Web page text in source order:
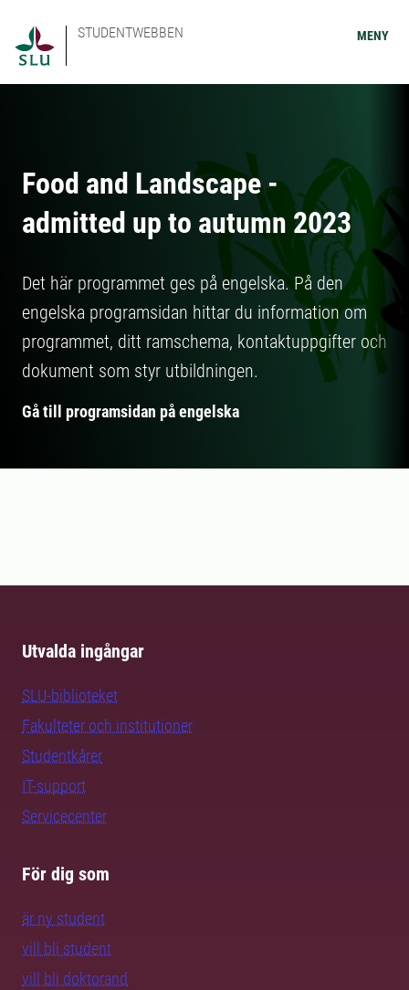
STUDENTWEBBEN MENY
Food and Landscape -
admitted up to autumn 2023
Det här programmet ges på engelska. På den
engelska programsidan hittar du information om
programmet, ditt ramschema, kontaktuppgifter och
dokument som styr utbildningen.
Gå till programsidan på engelska
Utvalda ingångar
SLU-biblioteket
Fakulteter och institutioner
Studentkårer
IT-support
Servicecenter
För dig som
är ny student
vill bli student
vill bli doktorand